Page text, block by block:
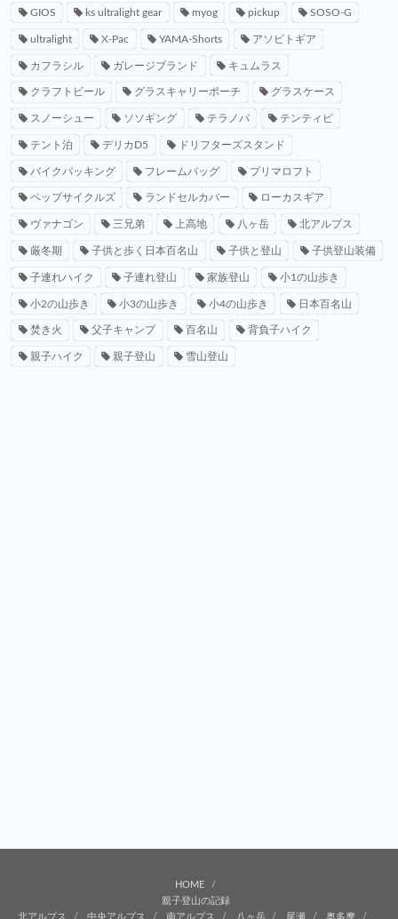
GIOS ks ultralight gear myog pickup SOSO-G
ultralight X-Pac YAMA-Shorts アソビトギア
カフラシル ガレージブランド キュムラス
クラフトビール グラスキャリーポーチ グラスケース
スノーシュー ソソギング テラノバ テンティピ
テント泊 デリカD5 ドリフターズスタンド
バイクパッキング フレームバッグ プリマロフト
ペップサイクルズ ランドセルカバー ローカスギア
ヴァナゴン 三兄弟 上高地 八ヶ岳 北アルプス
厳冬期 子供と歩く日本百名山 子供と登山 子供登山装備
子連れハイク 子連れ登山 家族登山 小1の山歩き
小2の山歩き 小3の山歩き 小4の山歩き 日本百名山
焚き火 父子キャンプ 百名山 背負子ハイク
親子ハイク 親子登山 雪山登山
HOME
親子登山の記録
北アルプス
中央アルプス 南アルプス 八ヶ岳 尾瀬 奥多摩